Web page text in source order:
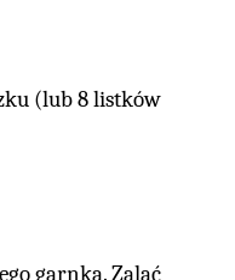
(lub 8 listków
garnka. Zalać